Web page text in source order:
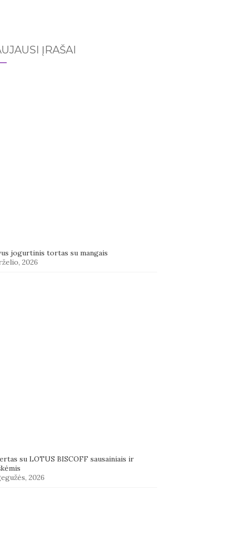
ĮRAŠAI
jogurtinis tortas su mangais
2026
su LOTUS BISCOFF sausainiais ir
2026